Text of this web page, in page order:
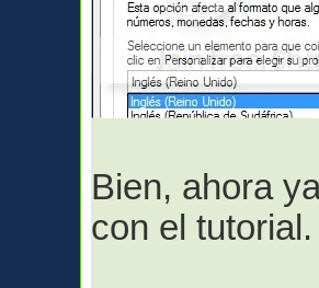
Bien, ahora
con el tutorial.